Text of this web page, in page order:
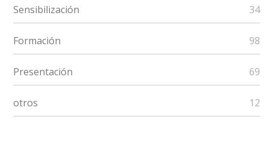
Sensibilización 34
Formación 98
Presentación 69
otros 12